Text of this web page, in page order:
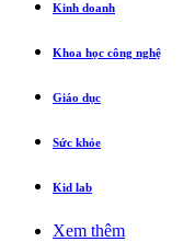
Kinh doanh
Khoa học công nghệ
Giáo dục
Sức khỏe
Kid lab
Xem thêm